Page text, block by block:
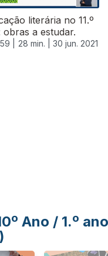
literária no 11.º
obras a estudar.
| 28 min. | 30 jun. 2021
Ano / 1.º ano